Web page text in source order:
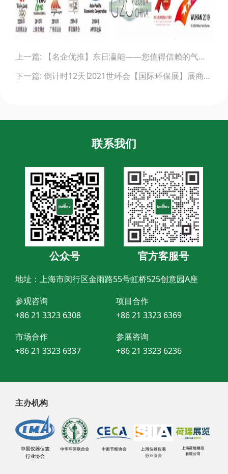
navigation
上一篇: 【名企优推】东日瀛能——您值得信赖的气体检测仪品牌
下一篇: 倒计时12天∣2021世环会【国际环保展】展商名单公布！
联系我们
公众号 官方客服号
地址：上海市闵行区金雨路55号虹桥525创意园A座
参观咨询
+86 21 3323 6308
项目合作
+86 21 3323 6369
市场合作
+86 21 3323 6337
参展咨询
+86 21 3323 6236
主办机构